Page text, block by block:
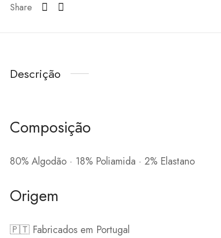
Share
Descrição
Composição
80% Algodão · 18% Poliamida · 2% Elastano
Origem
🇵🇹 Fabricados em Portugal